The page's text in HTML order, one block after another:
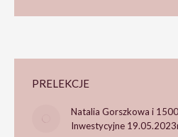
PRELEKCJE
Natalia Gorszkowa i
Inwestycyjne